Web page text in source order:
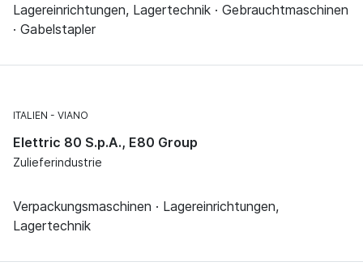
Lagereinrichtungen, Lagertechnik · Gebrauchtmaschinen
· Gabelstapler
ITALIEN VIANO
Elettric 80 S.p.A., E80 Group
Zulieferindustrie
Verpackungsmaschinen · Lagereinrichtungen,
Lagertechnik